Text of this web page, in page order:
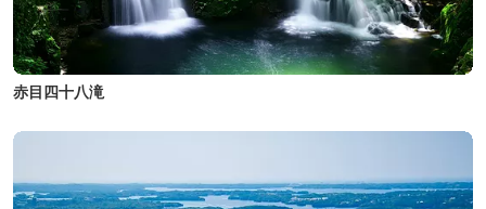
赤目四十八滝